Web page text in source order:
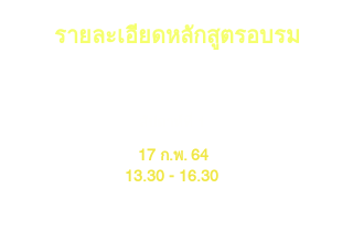
รายละเอียดหลักสูตรอบรม
17 ก.พ. 64
13.30 - 16.30